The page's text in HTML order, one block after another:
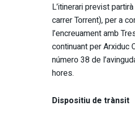
L’itinerari previst
carrer Torrent), per a
l’encreuament amb
continuant per Arxiduc
número 38 de
hores.
Dispositiu de trànsit